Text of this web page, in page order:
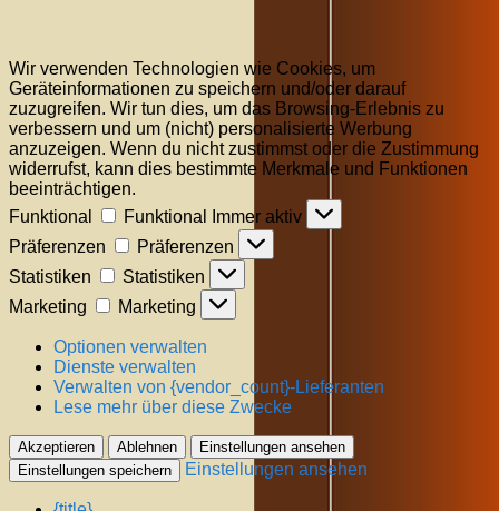
Wir verwenden Technologien wie Cookies, um
Geräteinformationen zu speichern und/oder darauf
zuzugreifen. Wir tun dies, um das Browsing-Erlebnis zu
verbessern und um (nicht) personalisierte Werbung
anzuzeigen. Wenn du nicht zustimmst oder die Zustimmung
widerrufst, kann dies bestimmte Merkmale und Funktionen
beeinträchtigen.
Funktional
Funktional
Immer aktiv
Präferenzen
Präferenzen
Statistiken
Statistiken
Marketing
Marketing
Optionen verwalten
Dienste verwalten
Verwalten von {vendor_count}-Lieferanten
Lese mehr über diese Zwecke
Akzeptieren Ablehnen
Einstellungen ansehen
Einstellungen speichern
Einstellungen ansehen